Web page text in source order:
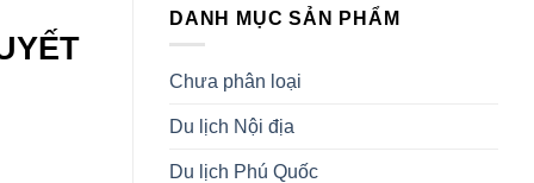
DANH MỤC SẢN PHẨM
Chưa phân loại
Du lịch Nội địa
Du lịch Phú Quốc